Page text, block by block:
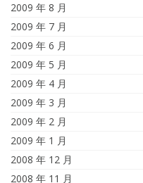
2009 年 8 月
2009 年 7 月
2009 年 6 月
2009 年 5 月
2009 年 4 月
2009 年 3 月
2009 年 2 月
2009 年 1 月
2008 年 12 月
2008 年 11 月